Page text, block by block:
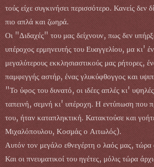
τούς είχε συγκινήσει περισσότερο. Κανείς δεν
πιο απλά και ζωηρά.
Οι "Διδαχές" του μας δείχνουν, πως δεν
υπέροχος ερμηνευτής του Ευαγγελίου, μα κι'
μεγαλύτερους εκκλησιαστικούς μας ρήτορες,
παμφεγγής αστήρ, ένας γλυκύφθογγος και
"Το ύφος του δυνατό, οι ιδέες απλές κι'
ταπεινή, σεμνή κι' υπέροχη. Η εντύπωση που
του, ήταν καταπληκτική. Κατακτούσε και
Μιχαλόπουλου, Κοσμάς ο Αιτωλός).
Αυτόν τον μεγάλο εθνεγέρτη ο λαός μας, τώρα
Και οι πνευματικοί του ηγέτες, μόλις τώρα